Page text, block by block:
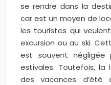
se rendre dans la
car est un moyen de
les touristes qui
excursion ou au ski.
est souvent négligée
estivales. Toutefois, la
des vacances d’été